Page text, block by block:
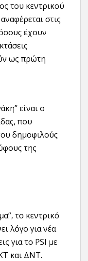
του κεντρικού
στις
έχουν
ως πρώτη
είναι ο
που
δημοφιλούς
της
το κεντρικό
λόγο για νέα
για το PSI με
και ΔΝΤ.